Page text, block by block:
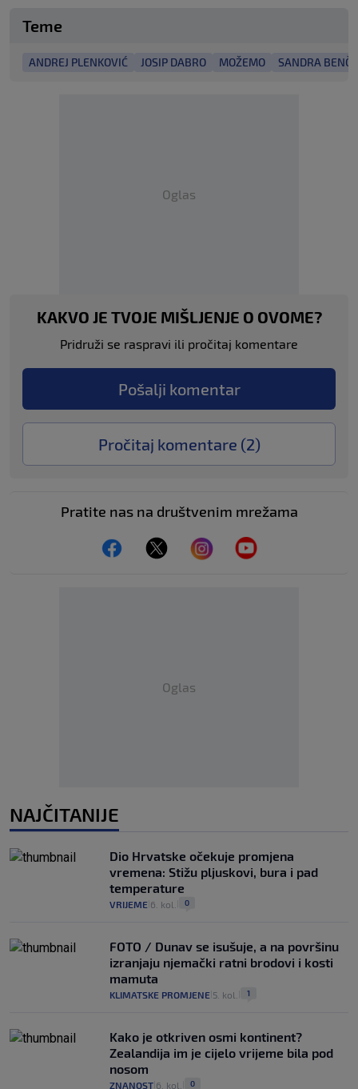
Teme
ANDREJ PLENKOVIĆ JOSIP DABRO MOŽEMO SANDRA
Oglas
KAKVO JE TVOJE MIŠLJENJE O OVOME?
Pridruži se raspravi ili pročitaj komentare
Pošalji komentar
Pročitaj komentare (2)
Pratite nas na društvenim mrežama
Oglas
NAJČITANIJE
Dio Hrvatske očekuje promjena
vremena: Stižu pljuskovi, bura i pad
temperature
VRIJEME 6. kol. 0
FOTO / Dunav se isušuje, a na površinu
izranjaju njemački ratni brodovi i kosti
mamuta
KLIMATSKE PROMJENE 5. kol. 1
Kako je otkriven osmi kontinent?
Zealandija im je cijelo vrijeme bila pod
nosom
ZNANOST 6. kol. 0